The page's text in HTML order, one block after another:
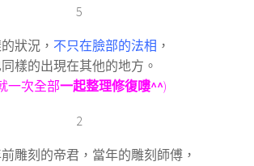
狀況， 不只在臉部的法相 ，
樣的出現在其他的地方。
一次全部一起整理修復嘍^^)
雕刻的帝君，當年的雕刻師傅，